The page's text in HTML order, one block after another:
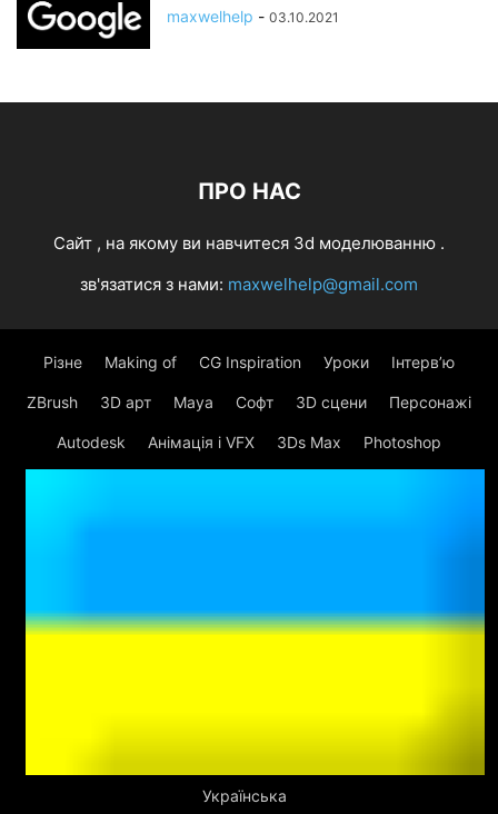
maxwelhelp - 03.10.2021
ПРО НАС
Cайт , на якому ви навчитеся 3d моделюванню .
зв'язатися з нами: maxwelhelp@gmail.com
Різне Making of CG Inspiration Уроки Інтерв’ю
ZBrush 3D арт Maya Софт 3D сцени Персонажі
Autodesk Анімація і VFX 3Ds Max Photoshop
Українська